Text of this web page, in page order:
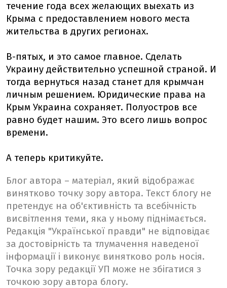
течение года всех желающих выехать из
Крыма с предоставлением нового места
жительства в других регионах.
В-пятых, и это самое главное. Сделать
Украину действительно успешной страной. И
тогда вернуться назад станет для крымчан
личным решением. Юридические права на
Крым Украина сохраняет. Полуостров все
равно будет нашим. Это всего лишь вопрос
времени.
А теперь критикуйте.
Блог автора – матеріал, який відображає
винятково точку зору автора. Текст блогу не
претендує на об'єктивність та всебічність
висвітлення теми, яка у ньому піднімається.
Редакція "Української правди" не відповідає
за достовірність та тлумачення наведеної
інформації і виконує винятково роль носія.
Точка зору редакції УП може не збігатися з
точкою зору автора блогу.